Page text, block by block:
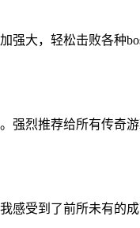
大，轻松击败各种
强烈推荐给所有传奇
感受到了前所未有的